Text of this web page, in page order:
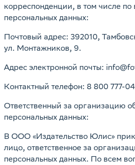
корреспонденции, в том числе по
персональных данных:
Почтовый адрес: 392010,
ул. Монтажников, 9.
Адрес электронной почты:
Контактный телефон: 8 800 777-
Ответственный за организацию
персональных данных:
В ООО «Издательство Юлис»
лицо, ответственное за
персональных данных. По всем